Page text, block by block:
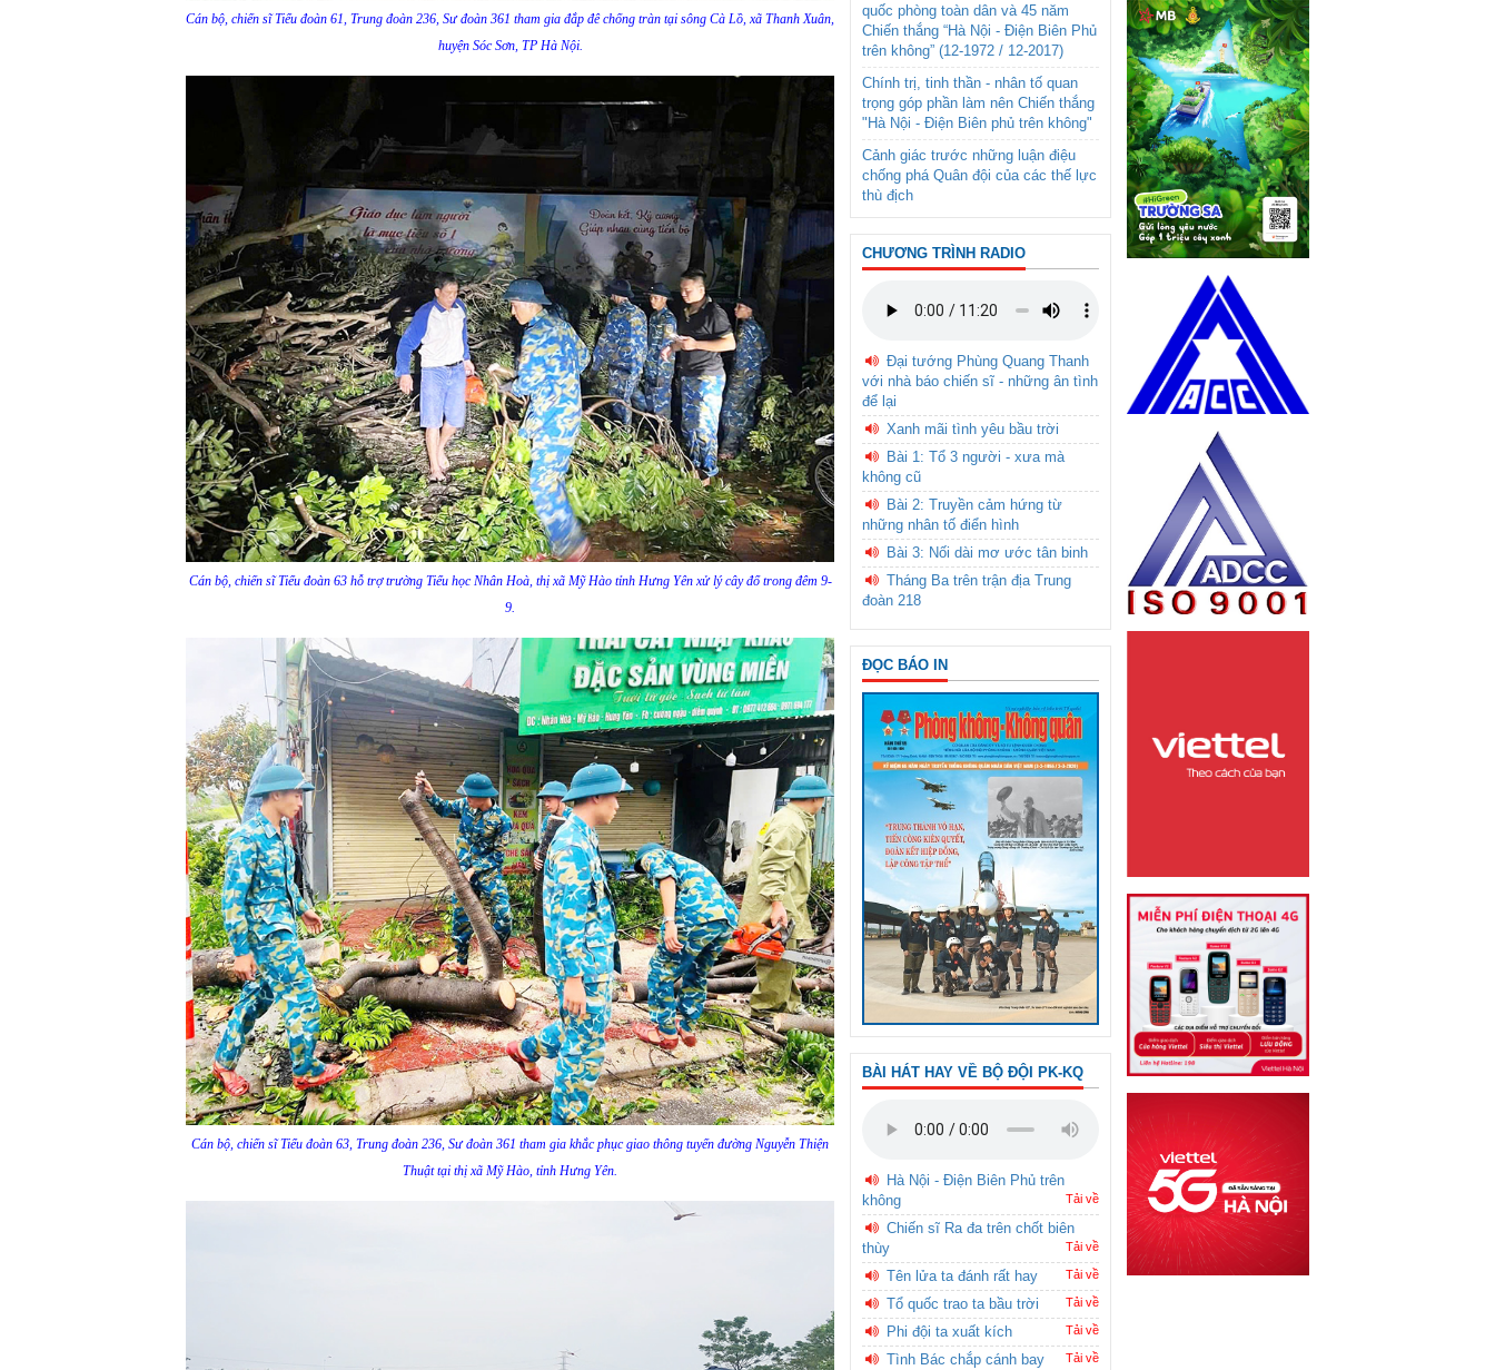
Cán bộ, chiến sĩ Tiểu đoàn 61, Trung đoàn 236, Sư đoàn 361 tham gia đắp đê chống tràn tại sông Cà Lồ, xã Thanh Xuân,
huyện Sóc Sơn, TP Hà Nội.
Cán bộ, chiến sĩ Tiểu đoàn 63 hỗ trợ trường Tiểu học Nhân Hoà, thị xã Mỹ Hào tỉnh Hưng Yên xử lý cây đổ trong đêm 9-
9.
Cán bộ, chiến sĩ Tiểu đoàn 63, Trung đoàn 236, Sư đoàn 361 tham gia khắc phục giao thông tuyến đường Nguyễn Thiện
Thuật tại thị xã Mỹ Hào, tỉnh Hưng Yên.
quốc phòng toàn dân và 45 năm
Chiến thắng “Hà Nội - Điện Biên Phủ
trên không” (12-1972 / 12-2017)
Chính trị, tinh thần - nhân tố quan
trọng góp phần làm nên Chiến thắng
"Hà Nội - Điện Biên phủ trên không"
Cảnh giác trước những luận điệu
chống phá Quân đội của các thế lực
thù địch
CHƯƠNG TRÌNH RADIO
Đại tướng Phùng Quang Thanh
với nhà báo chiến sĩ - những ân tình
để lại
Xanh mãi tình yêu bầu trời
Bài 1: Tổ 3 người - xưa mà
không cũ
Bài 2: Truyền cảm hứng từ
những nhân tố điển hình
Bài 3: Nối dài mơ ước tân binh
Tháng Ba trên trận địa Trung
đoàn 218
ĐỌC BÁO IN
BÀI HÁT HAY VỀ BỘ ĐỘI PK-KQ
Hà Nội - Điện Biên Phủ trên
không
Tải về
Chiến sĩ Ra đa trên chốt biên
thùy
Tải về
Tên lửa ta đánh rất hay Tải về
Tổ quốc trao ta bầu trời Tải về
Phi đội ta xuất kích Tải về
Tình Bác chắp cánh bay Tải về